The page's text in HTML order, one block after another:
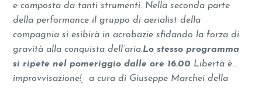
e composta da tanti strumenti. Nella seconda parte
della performance il gruppo di aerialist della
compagnia si esibirà in acrobazie sfidando la forza di
gravità alla conquista dell’aria.Lo stesso programma
si ripete nel pomeriggio dalle ore 16.00 Libertà è…
improvvisazione!, a cura di Giuseppe Marchei della